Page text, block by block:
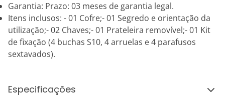
Garantia: Prazo: 03 meses de garantia legal.
Itens inclusos: - 01 Cofre;- 01 Segredo e orientação da
utilização;- 02 Chaves;- 01 Prateleira removível;- 01 Kit
de fixação (4 buchas S10, 4 arruelas e 4 parafusos
sextavados).
Especificações